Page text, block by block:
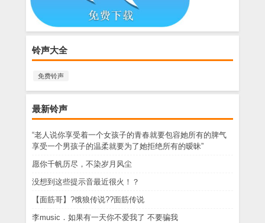
铃声大全
免费铃声
最新铃声
“老人说你享受着一个女孩子的青春就要包容她所有的脾气
享受一个男孩子的温柔就要为了她拒绝所有的暧昧”
愿你千帆历尽，不染岁月风尘
没想到这些提示音最近很火！？
【面筋哥】?饿狼传说??面筋传说
李music．如果有一天你不爱我了 不要骗我